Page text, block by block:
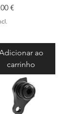
€
ao
carrinho